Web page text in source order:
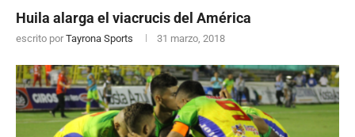
Huila alarga el viacrucis del América
escrito por Tayrona Sports 31 marzo, 2018